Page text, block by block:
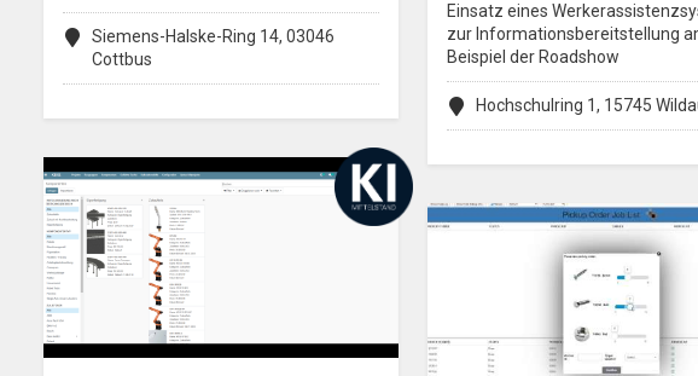
Siemens-Halske-Ring 14, 03046
Cottbus
Einsatz eines
zur Informationsbereitstellung
Beispiel der Roadshow
Hochschulring 1, 15745